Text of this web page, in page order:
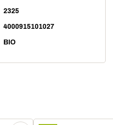
2325
4000915101027
BIO